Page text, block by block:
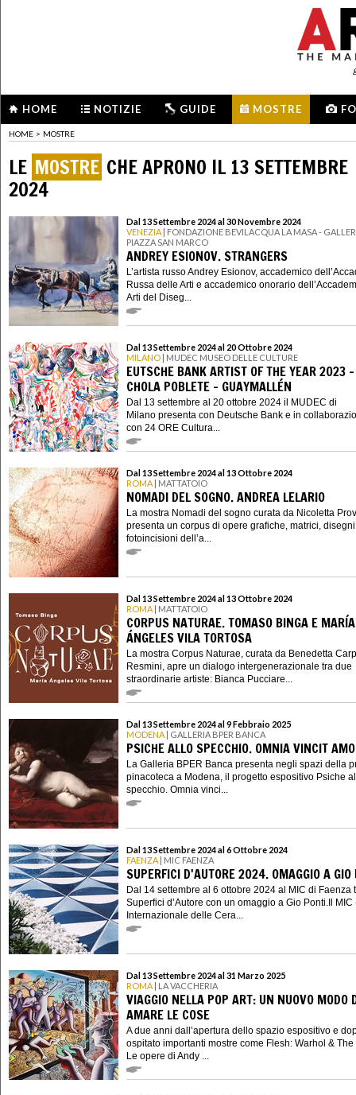
HOME NOTIZIE GUIDE MOSTRE
HOME > MOSTRE
LE MOSTRE CHE APRONO IL 13 SETTEMBRE
2024
Dal 13 Settembre 2024 al 30 Novembre 2024
VENEZIA | FONDAZIONE BEVILACQUA LA MASA -
PIAZZA SAN MARCO
ANDREY ESIONOV. STRANGERS
L’artista russo Andrey Esionov, accademico
Russa delle Arti e accademico onorario
Arti del Diseg...
Dal 13 Settembre 2024 al 20 Ottobre 2024
MILANO | MUDEC MUSEO DELLE CULTURE
EUTSCHE BANK ARTIST OF THE YEAR 2023
CHOLA POBLETE – GUAYMALLÉN
Dal 13 settembre al 20 ottobre 2024 il MUDEC di
Milano presenta con Deutsche Bank e in
con 24 ORE Cultura...
Dal 13 Settembre 2024 al 13 Ottobre 2024
ROMA | MATTATOIO
NOMADI DEL SOGNO. ANDREA LELARIO
La mostra Nomadi del sogno curata da Nicoletta
presenta un corpus di opere grafiche, matrici,
fotoincisioni dell’a...
Dal 13 Settembre 2024 al 13 Ottobre 2024
ROMA | MATTATOIO
CORPUS NATURAE. TOMASO BINGA E MARÍA
ÁNGELES VILA TORTOSA
La mostra Corpus Naturae, curata da Benedetta
Resmini, apre un dialogo intergenerazionale tra due
straordinarie artiste: Bianca Pucciare...
Dal 13 Settembre 2024 al 9 Febbraio 2025
MODENA | GALLERIA BPER BANCA
PSICHE ALLO SPECCHIO. OMNIA VINCIT
La Galleria BPER Banca presenta negli spazi della
pinacoteca a Modena, il progetto espositivo Psiche
specchio. Omnia vinci...
Dal 13 Settembre 2024 al 6 Ottobre 2024
FAENZA | MIC FAENZA
SUPERFICI D'AUTORE 2024. OMAGGIO A GIO
Dal 14 settembre al 6 ottobre 2024 al MIC di Faenza
Superfici d’Autore con un omaggio a Gio Ponti.Il MIC
Internazionale delle Cera...
Dal 13 Settembre 2024 al 31 Marzo 2025
ROMA | LA VACCHERIA
VIAGGIO NELLA POP ART: UN NUOVO MODO
AMARE LE COSE
A due anni dall’apertura dello spazio espositivo e
ospitato importanti mostre come Flesh: Warhol & The
Le opere di Andy ...